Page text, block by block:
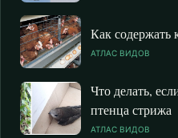
Как содержать
АТЛАС ВИДОВ
Что делать,
птенца стрижа
АТЛАС ВИДОВ